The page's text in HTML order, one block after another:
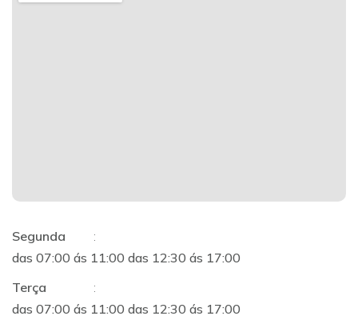
Segunda
:
das 07:00 ás 11:00 das 12:30 ás 17:00
Terça
:
das 07:00 ás 11:00 das 12:30 ás 17:00